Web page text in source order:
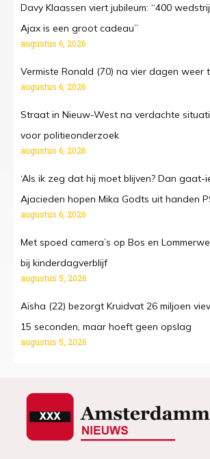
Davy Klaassen viert jubileum: “400
Ajax is een groot cadeau”
augustus 6, 2026
Vermiste Ronald (70) na vier dagen weer
augustus 6, 2026
Straat in Nieuw-West na verdachte
voor politieonderzoek
augustus 6, 2026
‘Als ik zeg dat hij moet blijven? Dan gaat-
Ajacieden hopen Mika Godts uit handen
augustus 6, 2026
Met spoed camera’s op Bos en
bij kinderdagverblijf
augustus 5, 2026
Aïsha (22) bezorgt Kruidvat 26 miljoen
15 seconden, maar hoeft geen opslag
augustus 5, 2026